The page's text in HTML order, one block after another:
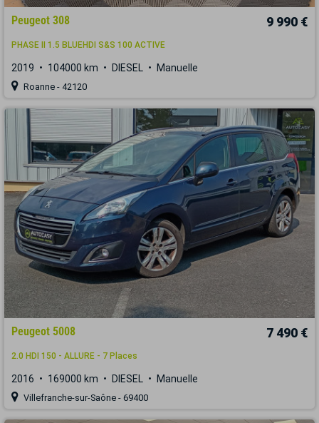
Peugeot 308 9 990 €
PHASE II 1.5 BLUEHDI S&S 100 ACTIVE
2019 104000 km DIESEL Manuelle
Roanne - 42120
Peugeot 5008 7 490 €
2.0 HDI 150 - ALLURE - 7 Places
2016 169000 km DIESEL Manuelle
Villefranche-sur-Saône - 69400